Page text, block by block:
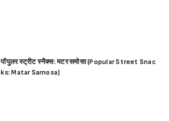
पॉपुलर स्ट्रीट स्नैक्स: मटर समोसा (Popular Street Snac
ks: Matar Samosa)